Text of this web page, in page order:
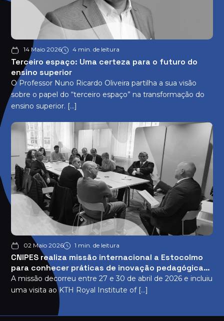
14 Maio 2026 4 min. de leitura
Terceiro espaço: Uma certeza para o futuro do
ensino superior
O Professor Nuno Ricardo Oliveira partilha a sua visão
sobre o papel do “terceiro espaço” na transformação do
ensino superior. […]
02 Maio 2026 1 min. de leitura
CNIPES realiza missão internacional a Estocolmo
para conhecer práticas de inovação pedagógica
no ensino superior
A missão decorreu entre 27 e 30 de abril de 2026 e incluiu
uma visita ao KTH Royal Institute of […]